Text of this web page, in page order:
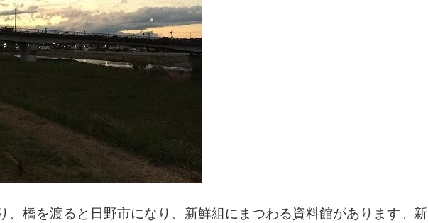
、橋を渡ると日野市になり、新鮮組にまつわる資料館があります。新